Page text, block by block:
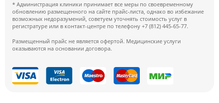
* Администрация клиники принимает все меры по своевременному
обновлению размещенного на сайте прайс-листа, однако во избежание
возможных недоразумений, советуем уточнять стоимость услуг в
регистратуре или в контакт-центре по телефону +7 (812) 445-65-77.
Размещенный прайс не является офертой. Медицинские услуги
оказываются на основании договора.